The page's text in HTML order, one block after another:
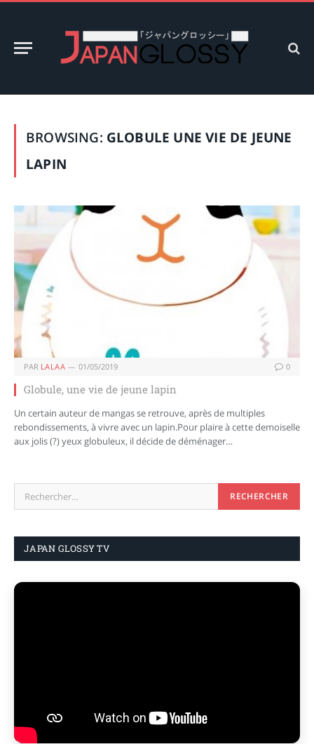
BROWSING: GLOBULE UNE VIE DE JEUNE
LAPIN
PAR LALAA 01/05/2019 0
Globule, une vie de jeune lapin
Un certain auteur de mangas se retrouve, après de multiples
rebondissements, à vivre avec un lapin.Pour plaire à cette demoiselle
aux jolis (?) yeux globuleux, il décide de déménager…
JAPAN GLOSSY TV